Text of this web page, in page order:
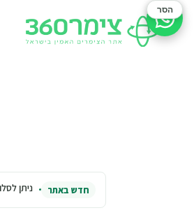
חדש באתר ניתן
סיוע בהזמנה
הסר